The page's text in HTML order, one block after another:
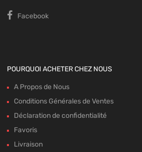
Facebook
POURQUOI ACHETER CHEZ NOUS
A Propos de Nous
Conditions Générales de Ventes
Déclaration de confidentialité
Favoris
Livraison